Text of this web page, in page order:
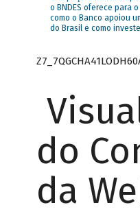
o BNDES oferece para
como o Banco apoiou
do Brasil e como
do
da